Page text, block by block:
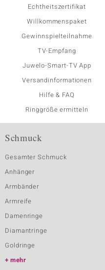
Echtheitszertifikat
Willkommenspaket
Gewinnspielteilnahme
TV-Empfang
Juwelo-Smart-TV App
Versandinformationen
Hilfe & FAQ
Ringgröße ermitteln
Schmuck
Gesamter Schmuck
Anhänger
Armbänder
Armreife
Damenringe
Diamantringe
Goldringe
mehr